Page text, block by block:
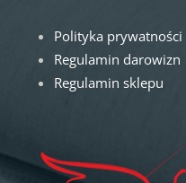
Polityka prywatności
Regulamin darowizn
Regulamin sklepu